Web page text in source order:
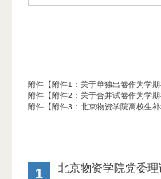
附件【附件1：关于单独出卷作为学
附件【附件2：关于合并试卷作为学
附件【附件3：北京物资学院离校生
1
北京物资学院党委